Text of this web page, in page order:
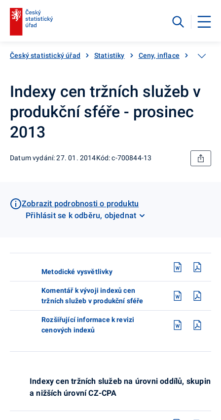
Český statistický úřad Statistiky Ceny, inflace Ceny
Indexy cen tržních služeb v
produkční sféře - prosinec
2013
Datum vydání: 27. 01. 2014Kód: c-700844-13
Zobrazit podrobnosti o produktu
Přihlásit se k odběru, objednat
Metodické vysvětlivky
Komentář k vývoji indexů cen
tržních služeb v produkční sféře
Rozšiřující informace k revizi
cenových indexů
Indexy cen tržních služeb na úrovni oddílů, skupin
a nižších úrovní CZ-CPA